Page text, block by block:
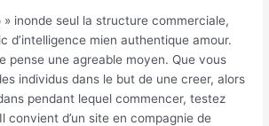
inonde seul la structure commerciale,
d’intelligence mien authentique amour.
pense une agreable moyen. Que vous
individus dans le but de une creer, alors
pendant lequel commencer, testez
convient d’un site en compagnie de